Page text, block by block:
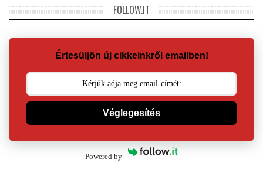
FOLLOW.IT
Értesüljön új cikkeinkről emailben!
Véglegesítés
Powered by